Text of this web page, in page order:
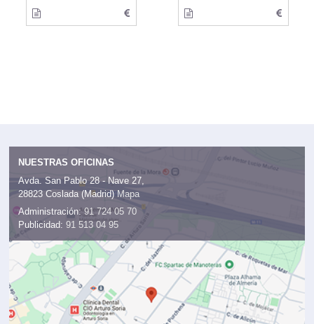
NUESTRAS OFICINAS
Avda. San Pablo 28 - Nave 27,
28823 Coslada (Madrid) Mapa
Administración: 91 724 05 70
Publicidad: 91 513 04 95